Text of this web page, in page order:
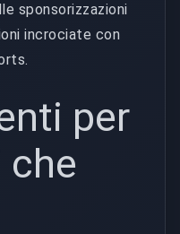
sponsorizzazioni
incrociate con
per